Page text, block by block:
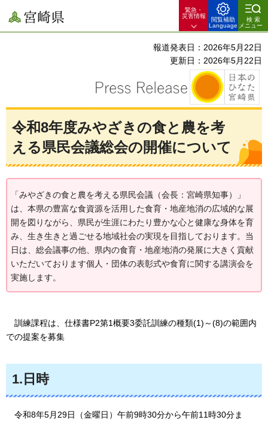
宮崎県
緊急・
災害情報
閲覧補助
Language
検索
メニュー
報道発表日：2026年5月22日
更新日：2026年5月22日
令和8年度みやざきの食と農を考
える県民会議総会の開催について
「みやざきの食と農を考える県民会議（会長：宮崎県知事）」
は、本県の豊富な食資源を活用した食育・地産地消の広域的な展
開を図りながら、県民が生涯にわたり豊かな心と健康な身体を育
み、生き生きと過ごせる地域社会の実現を目指しております。当
日は、総会議事の他、県内の食育・地産地消の発展に大きく貢献
いただいております個人・団体の表彰式や食育に関する講演会を
実施します。
訓練課程は、仕様書P2第1概要3委託訓練の種類(1)～(8)の範囲内
での提案を募集
1.日時
令和8年5月29日（金曜日）午前9時30分から午前11時30分ま